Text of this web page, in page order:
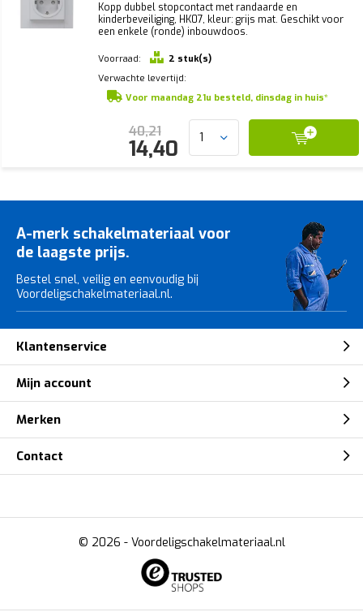
Kopp dubbel stopcontact met randaarde en
kinderbeveiliging, HK07, kleur: grijs mat. Geschikt voor
een enkele (ronde) inbouwdoos.
Voorraad:
2 stuk(s)
Verwachte levertijd:
Voor maandag 21u besteld, dinsdag in huis*
40,21
14,40
A-merk schakelmateriaal voor
de laagste prijs.
Bestel snel, veilig en eenvoudig bij
Voordeligschakelmateriaal.nl.
Klantenservice
Mijn account
Merken
Contact
© 2026 - Voordeligschakelmateriaal.nl